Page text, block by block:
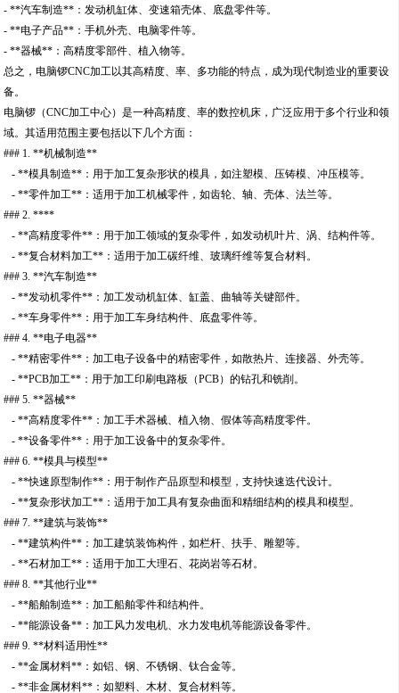
- **汽车制造**：发动机缸体、变速箱壳体、底盘零件等。
- **电子产品**：手机外壳、电脑零件等。
- **器械**：高精度零部件、植入物等。
总之，电脑锣CNC加工以其高精度、率、多功能的特点，成为现代制造业的重要设
备。
电脑锣（CNC加工中心）是一种高精度、率的数控机床，广泛应用于多个行业和领
域。其适用范围主要包括以下几个方面：
### 1. **机械制造**
- **模具制造**：用于加工复杂形状的模具，如注塑模、压铸模、冲压模等。
- **零件加工**：适用于加工机械零件，如齿轮、轴、壳体、法兰等。
### 2. ****
- **高精度零件**：用于加工领域的复杂零件，如发动机叶片、涡、结构件等。
- **复合材料加工**：适用于加工碳纤维、玻璃纤维等复合材料。
### 3. **汽车制造**
- **发动机零件**：加工发动机缸体、缸盖、曲轴等关键部件。
- **车身零件**：用于加工车身结构件、底盘零件等。
### 4. **电子电器**
- **精密零件**：加工电子设备中的精密零件，如散热片、连接器、外壳等。
- **PCB加工**：用于加工印刷电路板（PCB）的钻孔和铣削。
### 5. **器械**
- **高精度零件**：加工手术器械、植入物、假体等高精度零件。
- **设备零件**：用于加工设备中的复杂零件。
### 6. **模具与模型**
- **快速原型制作**：用于制作产品原型和模型，支持快速迭代设计。
- **复杂形状加工**：适用于加工具有复杂曲面和精细结构的模具和模型。
### 7. **建筑与装饰**
- **建筑构件**：加工建筑装饰构件，如栏杆、扶手、雕塑等。
- **石材加工**：适用于加工大理石、花岗岩等石材。
### 8. **其他行业**
- **船舶制造**：加工船舶零件和结构件。
- **能源设备**：加工风力发电机、水力发电机等能源设备零件。
### 9. **材料适用性**
- **金属材料**：如铝、钢、不锈钢、钛合金等。
- **非金属材料**：如塑料、木材、复合材料等。